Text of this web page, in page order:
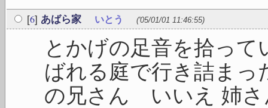
[6] あばら家 いとう ('05/01/01 11:46:55)
とかげの足音を拾っ
ばれる庭で行き詰まっ
の兄さん いいえ 姉さ